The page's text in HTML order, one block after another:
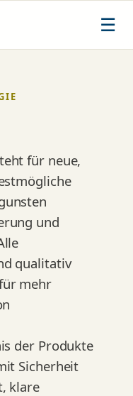
☰
für neue,
und
qualitativ
mehr
der Produkte
Sicherheit
klare